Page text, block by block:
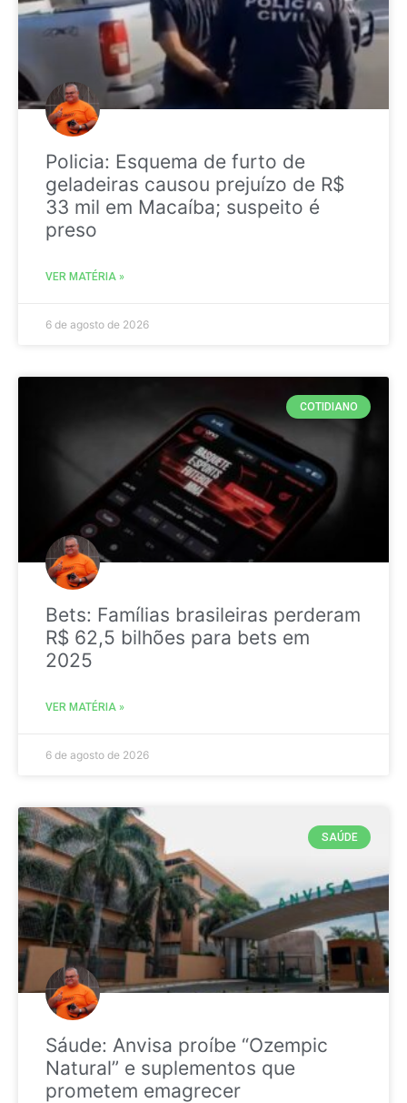
Policia: Esquema de furto de
geladeiras causou prejuízo de R$
33 mil em Macaíba; suspeito é
preso
VER MATÉRIA »
6 de agosto de 2026
COTIDIANO
Bets: Famílias brasileiras perderam
R$ 62,5 bilhões para bets em
2025
VER MATÉRIA »
6 de agosto de 2026
SAÚDE
Sáude: Anvisa proíbe “Ozempic
Natural” e suplementos que
prometem emagrecer